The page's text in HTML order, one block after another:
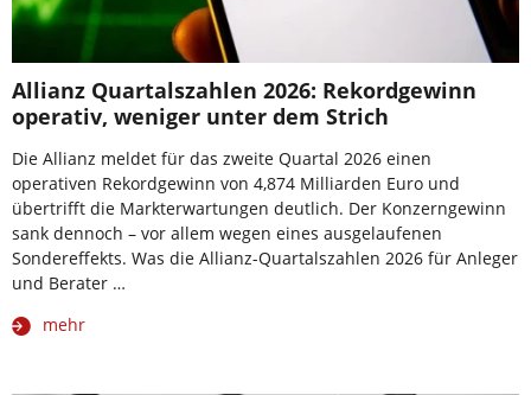
Allianz Quartalszahlen 2026: Rekordgewinn
operativ, weniger unter dem Strich
Die Allianz meldet für das zweite Quartal 2026 einen
operativen Rekordgewinn von 4,874 Milliarden Euro und
übertrifft die Markterwartungen deutlich. Der Konzerngewinn
sank dennoch – vor allem wegen eines ausgelaufenen
Sondereffekts. Was die Allianz-Quartalszahlen 2026 für Anleger
und Berater …
mehr